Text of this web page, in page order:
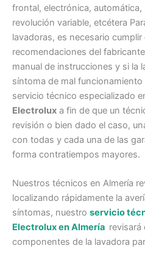
frontal, electrónica,
revolución variable, etcétera
lavadoras, es necesario
recomendaciones del
manual de instrucciones y si la
síntoma de mal
servicio técnico especializado
Electrolux a fin de que un
revisión o bien dado el caso,
con todas y cada una de las
forma contratiempos mayores.
Nuestros técnicos en Almería
localizando rápidamente la
síntomas, nuestro servicio
Electrolux en Almería revisará
componentes de la lavadora